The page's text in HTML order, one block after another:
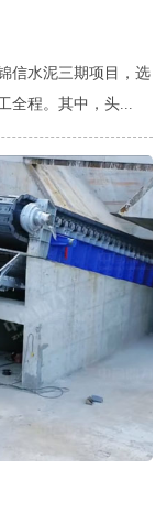
信水泥三期项目，选
全程。其中，头...